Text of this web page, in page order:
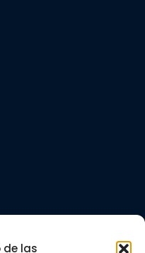
las